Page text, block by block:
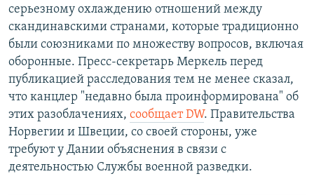
серьезному охлаждению отношений между
скандинавскими странами, которые традиционно
были союзниками по множеству вопросов, включая
оборонные. Пресс-секретарь Меркель перед
публикацией расследования тем не менее сказал,
что канцлер "недавно была проинформирована" об
этих разоблачениях, сообщает DW. Правительства
Норвегии и Швеции, со своей стороны, уже
требуют у Дании объяснения в связи с
деятельностью Службы военной разведки.